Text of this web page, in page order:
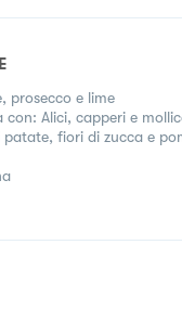
prosecco e lime
Alici, capperi e
fiori di zucca e